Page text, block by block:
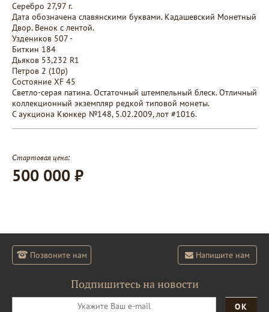
Серебро 27,97 г.
Дата обозначена славянскими буквами. Кадашевский Монетный
Двор. Венок с лентой.
Уздеников 507 -
Биткин 184
Дьяков 53,232 R1
Петров 2 (10p)
Состояние XF 45
Светло-серая патина. Остаточный штемпельный блеск. Отличный
коллекционный экземпляр редкой типовой монеты.
С аукциона Кюнкер №148, 5.02.2009, лот #1016.
Стартовая цена:
500 000 ₽
Позвоните нам Напишите нам
Подпишитесь на новости
ОК